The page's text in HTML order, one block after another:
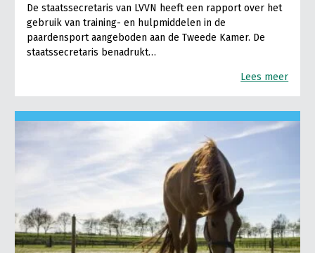
De staatssecretaris van LVVN heeft een rapport over het
gebruik van training- en hulpmiddelen in de
paardensport aangeboden aan de Tweede Kamer. De
staatssecretaris benadrukt…
Lees meer